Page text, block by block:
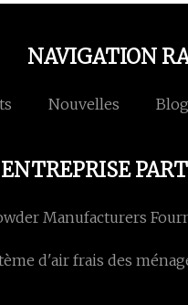
NAVIGATION
Nouvelles Blog
ENTREPRISE
Manufacturers
d'air frais des